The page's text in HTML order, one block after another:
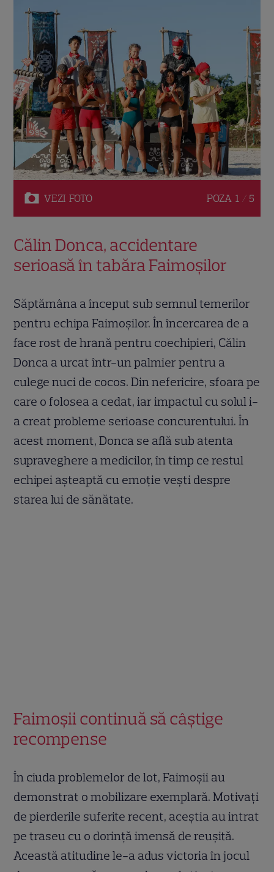
VEZI FOTO POZA 1 / 5
Călin Donca, accidentare
serioasă în tabăra Faimoșilor
Săptămâna a început sub semnul temerilor
pentru echipa Faimoșilor. În încercarea de a
face rost de hrană pentru coechipieri, Călin
Donca a urcat într-un palmier pentru a
culege nuci de cocos. Din nefericire, sfoara pe
care o folosea a cedat, iar impactul cu solul i-
a creat probleme serioase concurentului. În
acest moment, Donca se află sub atenta
supraveghere a medicilor, în timp ce restul
echipei așteaptă cu emoție vești despre
starea lui de sănătate.
Faimoșii continuă să câștige
recompense
În ciuda problemelor de lot, Faimoșii au
demonstrat o mobilizare exemplară. Motivați
de pierderile suferite recent, aceștia au intrat
pe traseu cu o dorință imensă de reușită.
Această atitudine le-a adus victoria în jocul